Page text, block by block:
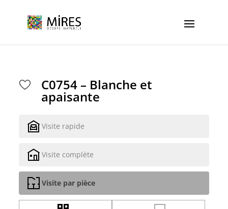
C0754 – Blanche et
apaisante
Visite rapide
Visite complète
Visite par pièce